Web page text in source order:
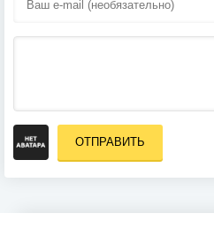
ОТПРАВИТЬ